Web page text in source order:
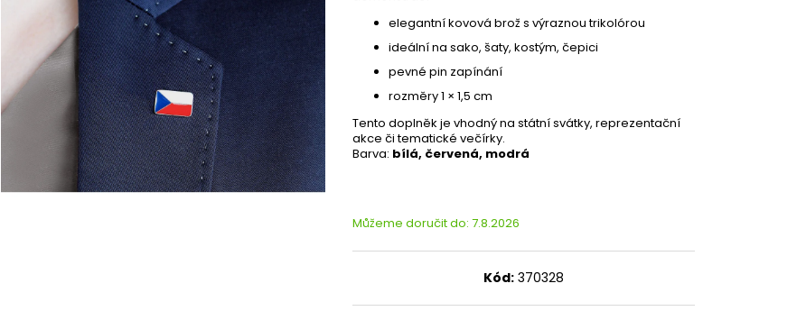
elegantní kovová brož s výraznou trikolórou
ideální na sako, šaty, kostým, čepici
pevné pin zapínání
rozměry 1 × 1,5 cm
Tento doplněk je vhodný na státní svátky, reprezentační
akce či tematické večírky.
Barva: bílá, červená, modrá
Můžeme doručit do: 7.8.2026
Kód: 370328